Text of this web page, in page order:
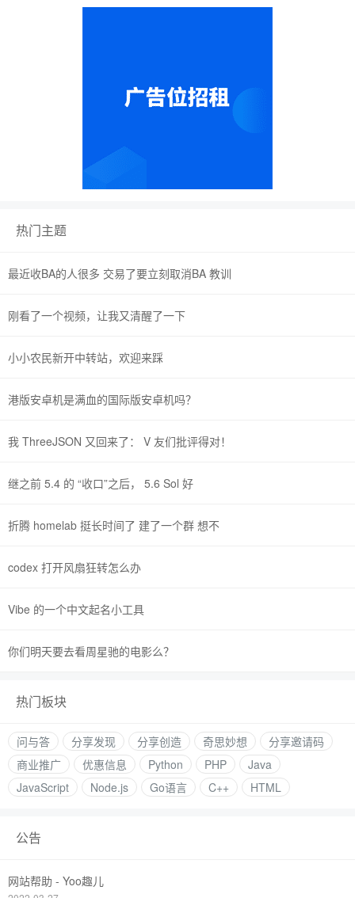
热门主题
最近收BA的人很多 交易了要立刻取消BA 教训
刚看了一个视频，让我又清醒了一下
小小农民新开中转站，欢迎来踩
港版安卓机是满血的国际版安卓机吗？
我 ThreeJSON 又回来了： V 友们批评得对！
继之前 5.4 的 “收口”之后， 5.6 Sol 好
折腾 homelab 挺长时间了 建了一个群 想不
codex 打开风扇狂转怎么办
Vibe 的一个中文起名小工具
你们明天要去看周星驰的电影么？
热门板块
问与答 分享发现 分享创造 奇思妙想
分享邀请码
商业推广
优惠信息 Python PHP
Java
JavaScript
Node.js Go语言 C++ HTML
公告
网站帮助 - Yoo趣儿